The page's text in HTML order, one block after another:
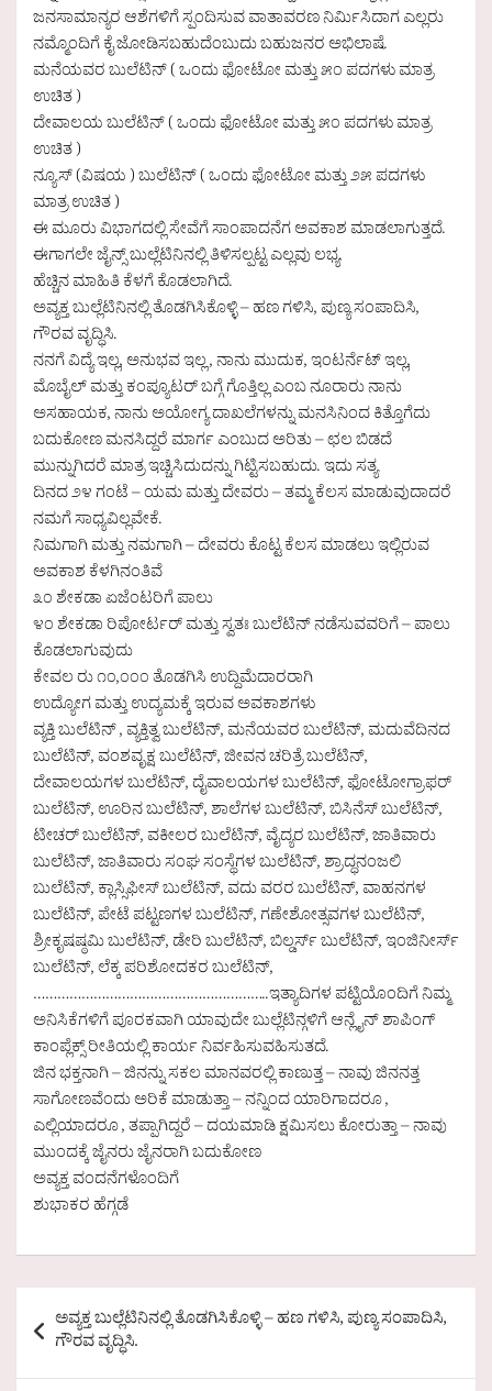
ಜನಸಾಮಾನ್ಯರ ಆಶೆಗಳಿಗೆ ಸ್ಪಂದಿಸುವ ವಾತಾವರಣ ನಿರ್ಮಿಸಿದಾಗ ಎಲ್ಲರು
ನಮ್ಮೊಂದಿಗೆ ಕೈ ಜೋಡಿಸಬಹುದೆಂಬುದು ಬಹುಜನರ ಅಭಿಲಾಷೆ.
ಮನೆಯವರ ಬುಲೆಟಿನ್ ( ಒಂದು ಫೋಟೋ ಮತ್ತು ೫೦ ಪದಗಳು ಮಾತ್ರ
ಉಚಿತ )
ದೇವಾಲಯ ಬುಲೆಟಿನ್ ( ಒಂದು ಫೋಟೋ ಮತ್ತು ೫೦ ಪದಗಳು ಮಾತ್ರ
ಉಚಿತ )
ನ್ಯೂಸ್ (ವಿಷಯ ) ಬುಲೆಟಿನ್ ( ಒಂದು ಫೋಟೋ ಮತ್ತು ೨೫ ಪದಗಳು
ಮಾತ್ರ ಉಚಿತ )
ಈ ಮೂರು ವಿಭಾಗದಲ್ಲಿ ಸೇವೆಗೆ ಸಾಂಪಾದನೆಗ ಅವಕಾಶ ಮಾಡಲಾಗುತ್ತದೆ.
ಈಗಾಗಲೇ ಜೈನ್ಸ್ ಬುಲ್ಲೆಟಿನಿನಲ್ಲಿ ತಿಳಿಸಲ್ಪಟ್ಟ ಎಲ್ಲವು ಲಭ್ಯ.
ಹೆಚ್ಚಿನ ಮಾಹಿತಿ ಕೆಳಗೆ ಕೊಡಲಾಗಿದೆ.
ಅವ್ಯಕ್ತ ಬುಲ್ಲೆಟಿನಿನಲ್ಲಿ ತೊಡಗಿಸಿಕೊಳ್ಳಿ – ಹಣ ಗಳಿಸಿ, ಪುಣ್ಯ ಸಂಪಾದಿಸಿ,
ಗೌರವ ವೃದ್ಧಿಸಿ.
ನನಗೆ ವಿದ್ಯೆ ಇಲ್ಲ, ಅನುಭವ ಇಲ್ಲ , ನಾನು ಮುದುಕ, ಇಂಟರ್ನೆಟ್ ಇಲ್ಲ,
ಮೊಬೈಲ್ ಮತ್ತು ಕಂಪ್ಯೂಟರ್ ಬಗ್ಗೆ ಗೊತ್ತಿಲ್ಲ ಎಂಬ ನೂರಾರು ನಾನು
ಅಸಹಾಯಕ, ನಾನು ಅಯೋಗ್ಯ ದಾಖಲೆಗಳನ್ನು ಮನಸಿನಿಂದ ಕಿತ್ತೊಗೆದು
ಬದುಕೋಣ ಮನಸಿದ್ದರೆ ಮಾರ್ಗ ಎಂಬುದ ಅರಿತು – ಛಲ ಬಿಡದೆ
ಮುನ್ನುಗಿದರೆ ಮಾತ್ರ ಇಚ್ಚಿಸಿದುದನ್ನು ಗಿಟ್ಟಿಸಬಹುದು. ಇದು ಸತ್ಯ
ದಿನದ ೨೪ ಗಂಟೆ – ಯಮ ಮತ್ತು ದೇವರು – ತಮ್ಮ ಕೆಲಸ ಮಾಡುವುದಾದರೆ
ನಮಗೆ ಸಾಧ್ಯವಿಲ್ಲವೇಕೆ.
ನಿಮಗಾಗಿ ಮತ್ತು ನಮಗಾಗಿ – ದೇವರು ಕೊಟ್ಟ ಕೆಲಸ ಮಾಡಲು ಇಲ್ಲಿರುವ
ಅವಕಾಶ ಕೆಳಗಿನಂತಿವೆ
೩೦ ಶೇಕಡಾ ಏಜೆಂಟರಿಗೆ ಪಾಲು
೪೦ ಶೇಕಡಾ ರಿಪೋರ್ಟರ್ ಮತ್ತು ಸ್ವತಃ ಬುಲೆಟಿನ್ ನಡೆಸುವವರಿಗೆ – ಪಾಲು
ಕೊಡಲಾಗುವುದು
ಕೇವಲ ರು ೧೦,೦೦೦ ತೊಡಗಿಸಿ ಉದ್ದಿಮೆದಾರರಾಗಿ
ಉದ್ಯೋಗ ಮತ್ತು ಉದ್ಯಮಕ್ಕೆ ಇರುವ ಅವಕಾಶಗಳು
ವ್ಯಕ್ತಿ ಬುಲೆಟಿನ್ , ವ್ಯಕ್ತಿತ್ವ ಬುಲೆಟಿನ್, ಮನೆಯವರ ಬುಲೆಟಿನ್, ಮದುವೆದಿನದ
ಬುಲೆಟಿನ್, ವಂಶವೃಕ್ಷ ಬುಲೆಟಿನ್, ಜೀವನ ಚರಿತ್ರೆ ಬುಲೆಟಿನ್,
ದೇವಾಲಯಗಳ ಬುಲೆಟಿನ್, ದೈವಾಲಯಗಳ ಬುಲೆಟಿನ್, ಫೋಟೋಗ್ರಾಫರ್
ಬುಲೆಟಿನ್, ಊರಿನ ಬುಲೆಟಿನ್, ಶಾಲೆಗಳ ಬುಲೆಟಿನ್, ಬಿಸಿನೆಸ್ ಬುಲೆಟಿನ್,
ಟೀಚರ್ ಬುಲೆಟಿನ್, ವಕೀಲರ ಬುಲೆಟಿನ್, ವೈದ್ಯರ ಬುಲೆಟಿನ್, ಜಾತಿವಾರು
ಬುಲೆಟಿನ್, ಜಾತಿವಾರು ಸಂಘ ಸಂಸ್ಥೆಗಳ ಬುಲೆಟಿನ್, ಶ್ರಾದ್ಧನಂಜಲಿ
ಬುಲೆಟಿನ್, ಕ್ಲಾಸ್ಸಿಫೀಸ್ ಬುಲೆಟಿನ್, ವದು ವರರ ಬುಲೆಟಿನ್, ವಾಹನಗಳ
ಬುಲೆಟಿನ್, ಪೇಟೆ ಪಟ್ಟಣಗಳ ಬುಲೆಟಿನ್, ಗಣೇಶೋತ್ಸವಗಳ ಬುಲೆಟಿನ್,
ಶ್ರೀಕೃಷಷ್ಠಮಿ ಬುಲೆಟಿನ್, ಡೇರಿ ಬುಲೆಟಿನ್, ಬಿಲ್ಡರ್ಸ್ ಬುಲೆಟಿನ್, ಇಂಜಿನೀರ್ಸ್
ಬುಲೆಟಿನ್, ಲೆಕ್ಕ ಪರಿಶೋದಕರ ಬುಲೆಟಿನ್,
…………………………………………………..ಇತ್ಯಾದಿಗಳ ಪಟ್ಟಿಯೊಂದಿಗೆ ನಿಮ್ಮ
ಅನಿಸಿಕೆಗಳಿಗೆ ಪೂರಕವಾಗಿ ಯಾವುದೇ ಬುಲ್ಲೆಟಿನ್ಗಳಿಗೆ ಆನ್ಲೈನ್ ಶಾಪಿಂಗ್
ಕಾಂಪ್ಲೆಕ್ಸ್ ರೀತಿಯಲ್ಲಿ ಕಾರ್ಯ ನಿರ್ವಹಿಸುವಹಿಸುತದೆ.
ಜಿನ ಭಕ್ತನಾಗಿ – ಜಿನನ್ನು ಸಕಲ ಮಾನವರಲ್ಲಿ ಕಾಣುತ್ತ – ನಾವು ಜಿನನತ್ತ
ಸಾಗೋಣವೆಂದು ಅರಿಕೆ ಮಾಡುತ್ತಾ – ನನ್ನಿಂದ ಯಾರಿಗಾದರೂ ,
ಎಲ್ಲಿಯಾದರೂ , ತಪ್ಪಾಗಿದ್ದರೆ – ದಯಮಾಡಿ ಕ್ಷಮಿಸಲು ಕೋರುತ್ತಾ – ನಾವು
ಮುಂದಕ್ಕೆ ಜೈನರು ಜೈನರಾಗಿ ಬದುಕೋಣ
ಅವ್ಯಕ್ತ ವಂದನೆಗಳೊಂದಿಗೆ
ಶುಭಾಕರ ಹೆಗ್ಗಡೆ
Post
navigation
ಅವ್ಯಕ್ತ ಬುಲ್ಲೆಟಿನಿನಲ್ಲಿ ತೊಡಗಿಸಿಕೊಳ್ಳಿ – ಹಣ ಗಳಿಸಿ, ಪುಣ್ಯ ಸಂಪಾದಿಸಿ,
ಗೌರವ ವೃದ್ಧಿಸಿ.